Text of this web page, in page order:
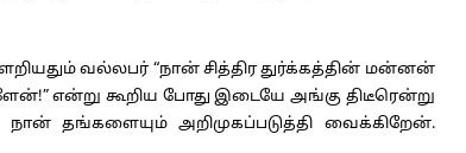
வல்லபர் “நான் சித்திர துர்க்கத்தின் மன்னன்
என்று கூறிய போது இடையே அங்கு திடீரென்று
தங்களையும் அறிமுகப்படுத்தி வைக்கிறேன்.